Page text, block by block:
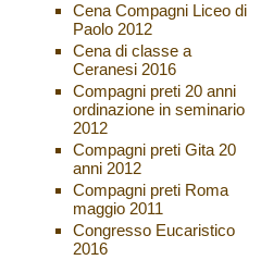
Cena Compagni Liceo di
Paolo 2012
Cena di classe a
Ceranesi 2016
Compagni preti 20 anni
ordinazione in seminario
2012
Compagni preti Gita 20
anni 2012
Compagni preti Roma
maggio 2011
Congresso Eucaristico
2016